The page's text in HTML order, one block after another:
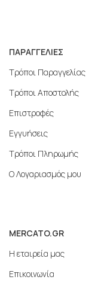
ΠΑΡΑΓΓΕΛΙΕΣ
Τρόποι Παραγγελίας
Τρόποι Αποστολής
Επιστροφές
Εγγυήσεις
Τρόποι Πληρωμής
Ο Λογαριασμός μου
MERCATO.GR
Η εταιρεία μας
Επικοινωνία